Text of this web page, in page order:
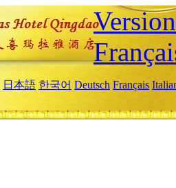
日本語 한국어 Deutsch Français